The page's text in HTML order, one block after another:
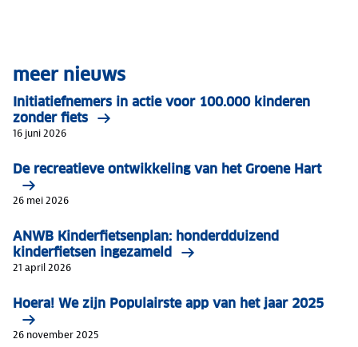
meer nieuws
Initiatiefnemers in actie voor 100.000 kinderen
zonder fiets
16 juni 2026
De recreatieve ontwikkeling van het Groene Hart
26 mei 2026
ANWB Kinderfietsenplan: honderdduizend
kinderfietsen ingezameld
21 april 2026
Hoera! We zijn Populairste app van het jaar 2025
26 november 2025